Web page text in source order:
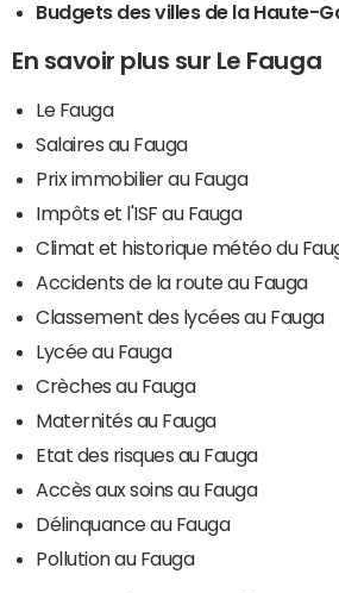
Budgets des villes de la Haute-
En savoir plus sur Le Fauga
Le Fauga
Salaires au Fauga
Prix immobilier au Fauga
Impôts et l'ISF au Fauga
Climat et historique météo du
Accidents de la route au Fauga
Classement des lycées au Fauga
Lycée au Fauga
Crèches au Fauga
Maternités au Fauga
Etat des risques au Fauga
Accès aux soins au Fauga
Délinquance au Fauga
Pollution au Fauga